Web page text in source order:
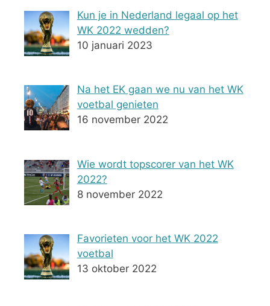
Kun je in Nederland legaal op het
WK 2022 wedden?
10 januari 2023
Na het EK gaan we nu van het WK
voetbal genieten
16 november 2022
Wie wordt topscorer van het WK
2022?
8 november 2022
Favorieten voor het WK 2022
voetbal
13 oktober 2022